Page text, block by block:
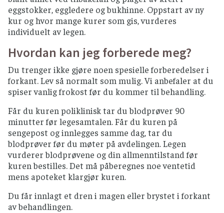
eggstokker, eggledere og bukhinne. Oppstart av ny
kur og hvor mange kurer som gis, vurderes
individuelt av legen.
Hvordan kan jeg forberede meg?
Du trenger ikke gjøre noen spesielle forberedelser i
forkant. Lev så normalt som mulig. Vi anbefaler at du
spiser vanlig frokost før du kommer til behandling.
Får du kuren poliklinisk tar du blodprøver 90
minutter før legesamtalen. Får du kuren på
sengepost og innlegges samme dag, tar du
blodprøver før du møter på avdelingen. Legen
vurderer blodprøvene og din allmenntilstand før
kuren bestilles. Det må påberegnes noe ventetid
mens apoteket klargjør kuren.
Du får innlagt et dren i magen eller brystet i forkant
av behandlingen.